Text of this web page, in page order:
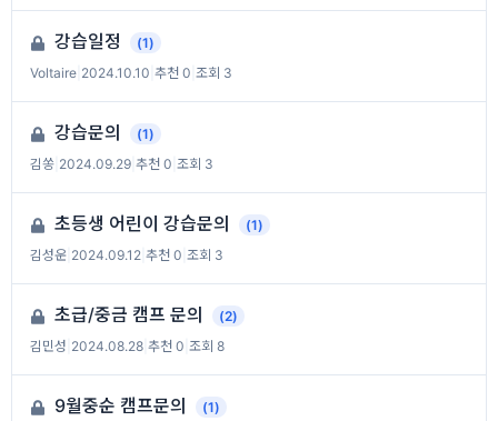
강습일정
(1)
Voltaire 2024.10.10 추천 0 조회 3
강습문의
(1)
김쏭 2024.09.29 추천 0 조회 3
초등생 어린이 강습문의
(1)
김성운 2024.09.12 추천 0 조회 3
초급/중금 캠프 문의
(2)
김민성 2024.08.28 추천 0 조회 8
9월중순 캠프문의
(1)